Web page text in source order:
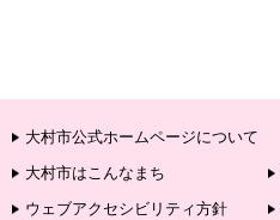
大村市公式ホームページについて
大村市はこんなまち
ウェブアクセシビリティ方針